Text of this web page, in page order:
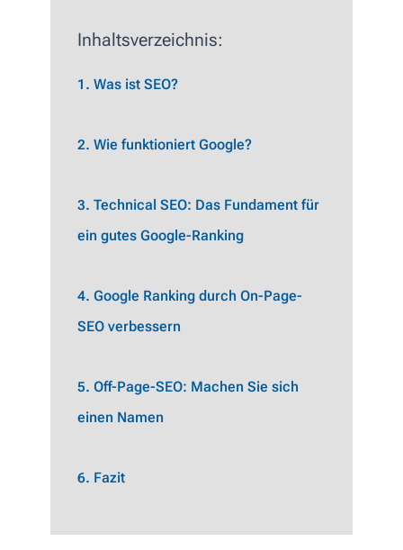
Inhaltsverzeichnis:
1. Was ist SEO?
2. Wie funktioniert Google?
3. Technical SEO: Das Fundament für
ein gutes Google-Ranking
4. Google Ranking durch On-Page-
SEO verbessern
5. Off-Page-SEO: Machen Sie sich
einen Namen
6. Fazit